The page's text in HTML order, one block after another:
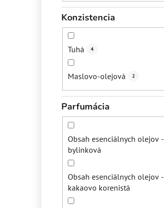
Konzistencia
Tuhá 4
Maslovo-olejová 2
Parfumácia
Obsah esenciálnych olejov -
bylinková
Obsah esenciálnych olejov -
kakaovo korenistá